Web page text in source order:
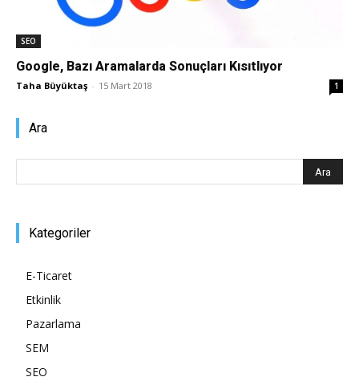
SEO
Google, Bazı Aramalarda Sonuçları Kısıtlıyor
Taha Büyüktaş - 15 Mart 2018 1
Ara
Kategoriler
E-Ticaret
Etkinlik
Pazarlama
SEM
SEO